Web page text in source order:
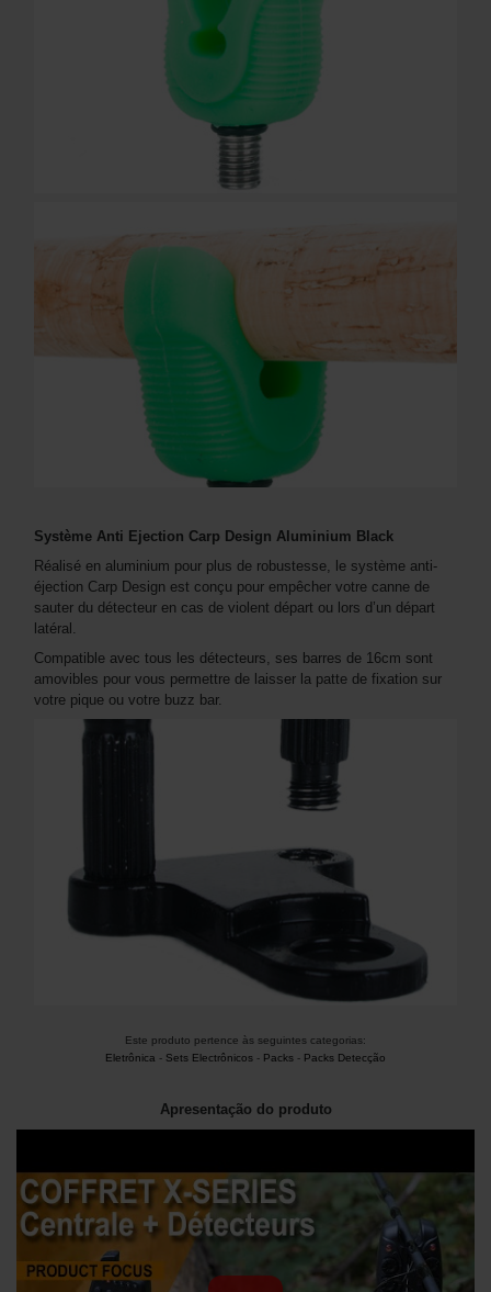
Système Anti Ejection Carp Design Aluminium Black
Réalisé en aluminium pour plus de robustesse, le système anti-
éjection Carp Design est conçu pour empêcher votre canne de
sauter du détecteur en cas de violent départ ou lors d’un départ
latéral.
Compatible avec tous les détecteurs, ses barres de 16cm sont
amovibles pour vous permettre de laisser la patte de fixation sur
votre pique ou votre buzz bar.
Este produto pertence às seguintes categorias:
Eletrônica - Sets Electrônicos - Packs - Packs Detecção
Apresentação do produto